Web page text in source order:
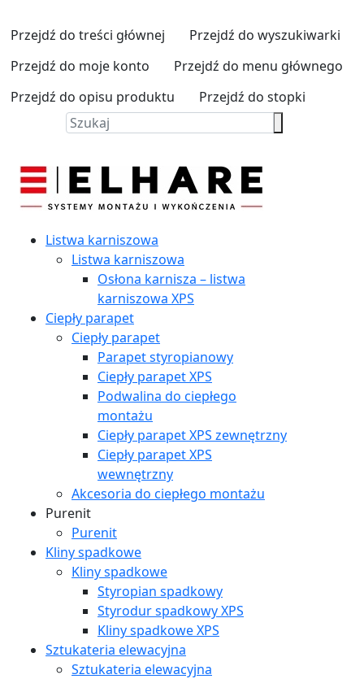
Przejdź do treści głównej
Przejdź do wyszukiwarki
Przejdź do moje konto
Przejdź do menu głównego
Przejdź do opisu produktu
Przejdź do stopki
Listwa karniszowa
Listwa karniszowa
Osłona karnisza – listwa
karniszowa XPS
Ciepły parapet
Ciepły parapet
Parapet styropianowy
Ciepły parapet XPS
Podwalina do ciepłego
montażu
Ciepły parapet XPS zewnętrzny
Ciepły parapet XPS
wewnętrzny
Akcesoria do ciepłego montażu
Purenit
Purenit
Kliny spadkowe
Kliny spadkowe
Styropian spadkowy
Styrodur spadkowy XPS
Kliny spadkowe XPS
Sztukateria elewacyjna
Sztukateria elewacyjna